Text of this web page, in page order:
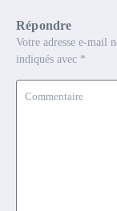
Répondre
Votre adresse e-mail
indiqués avec *